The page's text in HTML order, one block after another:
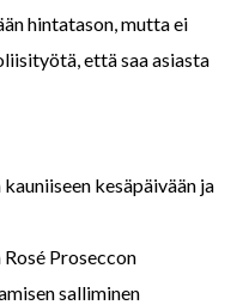
hintatason, mutta ei
että saa asiasta
kesäpäivään ja
Proseccon
salliminen